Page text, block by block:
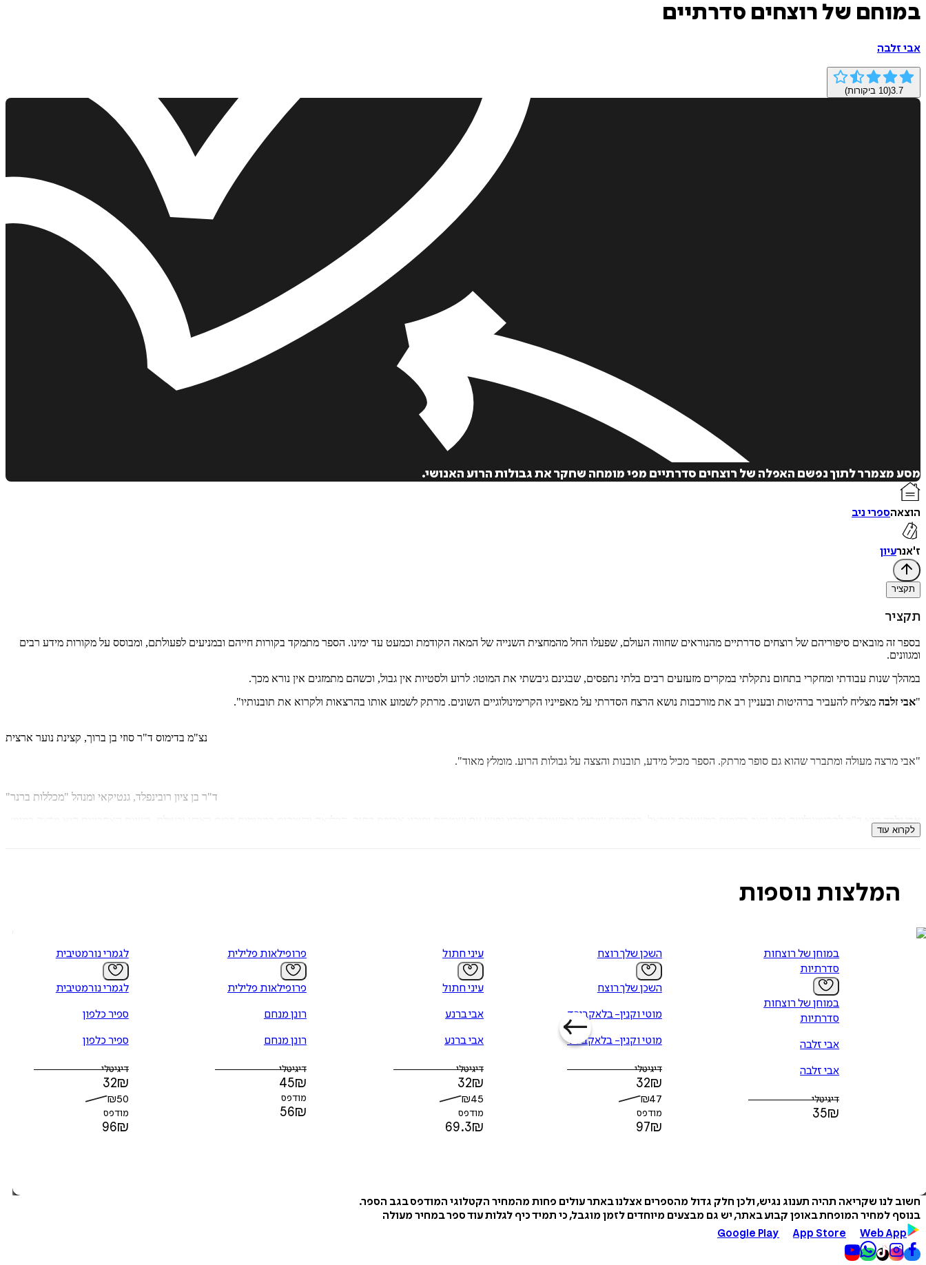
לסל
במוחם של רוצחים סדרתיים
אבי זלבה
3.7
(
10 ביקורות)
מסע מצמרר לתוך נפשם האפלה של רוצחים סדרתיים מפי מומחה שחקר את גבולות הרוע האנושי.
הוצאהספרי ניב
ז'אנרעיון
תקציר
תקציר
בספר זה מובאים סיפוריהם של רוצחים סדרתיים מהנוראים שחווה העולם, שפעלו החל מהמחצית השנייה של המאה הקודמת וכמעט עד ימינו. הספר מתמקד בקורות חייהם ובמניעים לפעולתם, ומבוסס על מקורות מידע רבים
ומגוונים.
במהלך שנות עבודתי ומחקרי בתחום נתקלתי במקרים מזעזעים רבים בלתי נתפסים, שבגינם גיבשתי את המוטו: לרוע ולסטיות אין גבול, וכשהם מתמזגים אין נורא מכך.
"אבי זלבה מצליח להעביר ברהיטות ובעניין רב את מורכבות נושא הרצח הסדרתי על מאפייניו הקרימינולוגיים השונים. מרתק לשמוע אותו בהרצאות ולקרוא את תובנותיו".
נצ"מ בדימוס ד"ר סוזי בן ברוך, קצינת נוער ארצית
"אבי מרצה מעולה ומתברר שהוא גם סופר מרתק. הספר מכיל מידע, תובנות והצצה על גבולות הרוע. מומלץ מאוד".
ד"ר בן ציון רובינפלד, גנטיקאי ומנהל "מכללות ברנר"
אבי זלבההוא ד"ר לקרימינולוגיה וסגן ניצב בדימוס במשטרת ישראל. במסגרת שירותו במשטרה ואחריו נפגש עם שוטרים וסוכני אכיפת החוק, הכליאה והשיקום במקומות רבים בארץ ובעולם. בשנים האחרונות הוא מרצה במגוון
תחומים.
לקרוא עוד
המלצות נוספות
במוחן של רוצחות
סדרתיות
במוחן של רוצחות
סדרתיות
אבי זלבה
אבי זלבה
דיגיטלי
35₪
השכן שלך רוצח
השכן שלך רוצח
מוטי וקנין- בלאקבירד
מוטי וקנין- בלאקבירד
דיגיטלי
32₪
₪47
מודפס
97₪
עיני חתול
עיני חתול
אבי ברנע
אבי ברנע
דיגיטלי
32₪
₪45
מודפס
69.3₪
פרופילאות פלילית
פרופילאות פלילית
רונן מנחם
רונן מנחם
דיגיטלי
45₪
מודפס
56₪
לגמרי נורמטיבית
לגמרי נורמטיבית
ספיר כלפון
ספיר כלפון
דיגיטלי
32₪
₪50
מודפס
96₪
חשוב לנו שקריאה תהיה תענוג נגיש, ולכן חלק גדול מהספרים אצלנו באתר עולים פחות מהמחיר הקטלוגי המודפס בגב הספר.
בנוסף למחיר המופחת באופן קבוע באתר, יש גם מבצעים מיוחדים לזמן מוגבל, כי תמיד כיף לגלות עוד ספר במחיר מעולה
Google Play
App Store Web App